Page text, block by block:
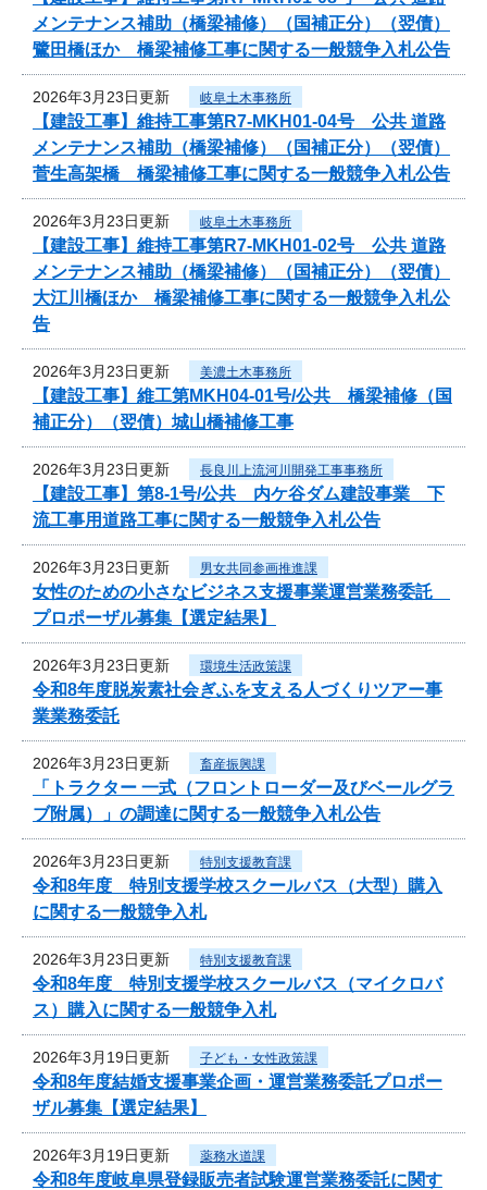
メンテナンス補助（橋梁補修）（国補正分）（翌債）
鷺田橋ほか 橋梁補修工事に関する一般競争入札公告
2026年3月23日更新 岐阜土木事務所
【建設工事】維持工事第R7-MKH01-04号 公共 道路
メンテナンス補助（橋梁補修）（国補正分）（翌債）
菅生高架橋 橋梁補修工事に関する一般競争入札公告
2026年3月23日更新 岐阜土木事務所
【建設工事】維持工事第R7-MKH01-02号 公共 道路
メンテナンス補助（橋梁補修）（国補正分）（翌債）
大江川橋ほか 橋梁補修工事に関する一般競争入札公
告
2026年3月23日更新 美濃土木事務所
【建設工事】維工第MKH04-01号/公共 橋梁補修（国
補正分）（翌債）城山橋補修工事
2026年3月23日更新 長良川上流河川開発工事事務所
【建設工事】第8-1号/公共 内ケ谷ダム建設事業 下
流工事用道路工事に関する一般競争入札公告
2026年3月23日更新 男女共同参画推進課
女性のための小さなビジネス支援事業運営業務委託
プロポーザル募集【選定結果】
2026年3月23日更新 環境生活政策課
令和8年度脱炭素社会ぎふを支える人づくりツアー事
業業務委託
2026年3月23日更新 畜産振興課
「トラクター 一式（フロントローダー及びベールグラ
ブ附属）」の調達に関する一般競争入札公告
2026年3月23日更新 特別支援教育課
令和8年度 特別支援学校スクールバス（大型）購入
に関する一般競争入札
2026年3月23日更新 特別支援教育課
令和8年度 特別支援学校スクールバス（マイクロバ
ス）購入に関する一般競争入札
2026年3月19日更新 子ども・女性政策課
令和8年度結婚支援事業企画・運営業務委託プロポー
ザル募集【選定結果】
2026年3月19日更新 薬務水道課
令和8年度岐阜県登録販売者試験運営業務委託に関す